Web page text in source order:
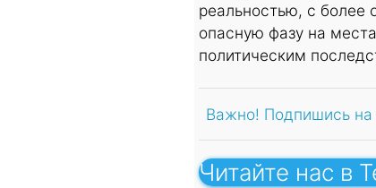
реальностью, с
опасную фазу на
политическим
Важно! Подпишись
Читайте нас в